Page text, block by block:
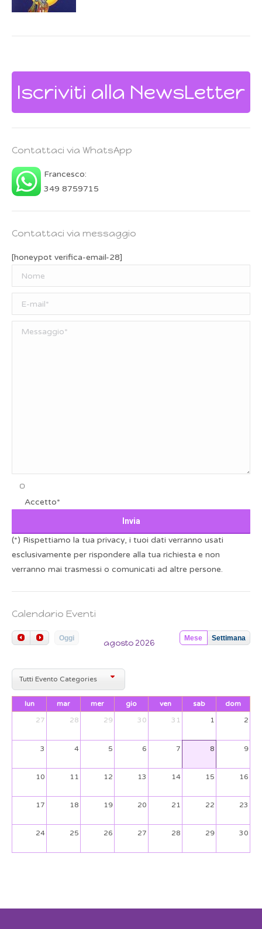
Iscriviti alla NewsLetter
Contattaci via WhatsApp
Francesco:
349 8759715
Contattaci via messaggio
[honeypot verifica-email-28]
Accetto*
(*) Rispettiamo la tua privacy, i tuoi dati verranno usati
esclusivamente per rispondere alla tua richiesta e non
verranno mai trasmessi o comunicati ad altre persone.
Calendario Eventi
Oggi Mese Settimana
agosto 2026
Tutti Evento Categories
lun mar mer gio ven sab
dom
27
28 29 30 31 1 2
3 4 5 6 7 8 9
10 11 12 13 14 15 16
17 18 19 20 21 22 23
24 25 26 27 28 29 30